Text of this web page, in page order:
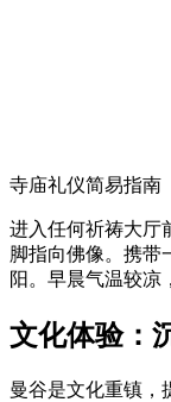
寺庙礼仪简易指南
进入任何祈祷大厅
脚指向佛像。携
阳。早晨气温较凉
文化体验：
曼谷是文化重镇，